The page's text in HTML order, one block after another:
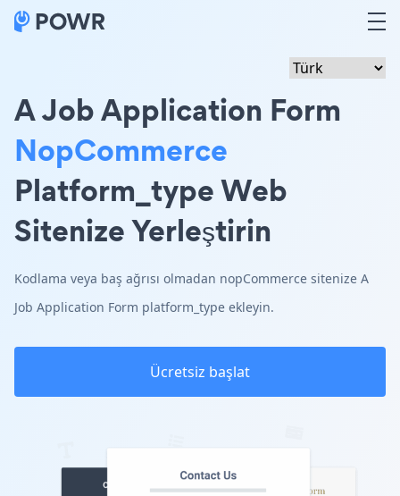
A Job Application Form
NopCommerce
Platform_type Web
Sitenize Yerleştirin
Kodlama veya baş ağrısı olmadan nopCommerce sitenize A
Job Application Form platform_type ekleyin.
Ücretsiz başlat